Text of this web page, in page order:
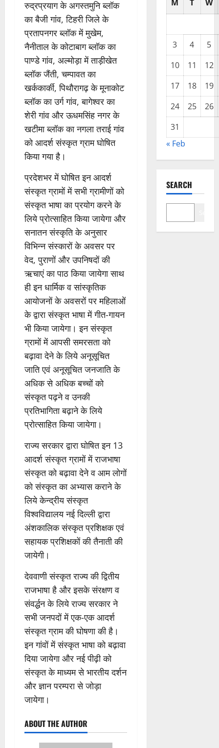
रुद्रप्रयाग के अगस्तमुनि ब्लॉक
का बैजी गांव, टिहरी जिले के
प्रतापनगर ब्लॉक में मुखेम,
नैनीताल के कोटाबाग ब्लॉक का
पाण्डे गांव, अल्मोड़ा में ताड़ीखेत
ब्लॉक जैंती, चम्पावत का
खर्ककार्की, पिथौरागढ़ के मूनाकोट
ब्लॉक का उर्ग गांव, बागेश्वर का
शेरी गांव और ऊधमसिंह नगर के
खटीमा ब्लॉक का नगला तराई गांव
को आदर्श संस्कृत ग्राम घोषित
किया गया है।
प्रदेशभर में घोषित इन आदर्श
संस्कृत ग्रामों में सभी ग्रामीणों को
संस्कृत भाषा का प्रयोग करने के
लिये प्रोत्साहित किया जायेगा और
सनातन संस्कृति के अनुसार
विभिन्न संस्कारों के अवसर पर
वेद, पुराणों और उपनिषदों की
ऋचाएं का पाठ किया जायेगा साथ
ही इन धार्मिक व सांस्कृतिक
आयोजनों के अवसरों पर महिलाओं
के द्वारा संस्कृत भाषा में गीत-गायन
भी किया जायेगा। इन संस्कृत
ग्रामों में आपसी समरसता को
बढ़ावा देने के लिये अनूसूचित
जाति एवं अनूसूचित जनजाति के
अधिक से अधिक बच्चों को
संस्कृत पढ़ने व उनकी
प्रतिभागिता बढ़ाने के लिये
प्रोत्साहित किया जायेगा।
राज्य सरकार द्वारा घोषित इन 13
आदर्श संस्कृत ग्रामों में राजभाषा
संस्कृत को बढ़ावा देने व आम लोगों
को संस्कृत का अभ्यास कराने के
लिये केन्द्रीय संस्कृत
विश्वविद्यालय नई दिल्ली द्वारा
अंशकालिक संस्कृत प्रशिक्षक एवं
सहायक प्रशिक्षकों की तैनाती की
जायेगी।
देववाणी संस्कृत राज्य की द्वितीय
राजभाषा है और इसके संरक्षण व
संवर्द्धन के लिये राज्य सरकार ने
सभी जनपदों में एक-एक आदर्श
संस्कृत ग्राम की घोषणा की है।
इन गांवों में संस्कृत भाषा को बढ़ावा
दिया जायेगा और नई पीढ़ी को
संस्कृत के माध्यम से भारतीय दर्शन
और ज्ञान परम्परा से जोड़ा
जायेगा।
ABOUT THE AUTHOR
M T W
3 4
5
10
11
12
17
18
19
24
25
26
31
« Feb
SEARCH